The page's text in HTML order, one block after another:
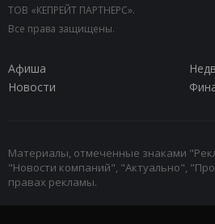
ТОВ «КЕПРЕЙТ ПАРТНЕРС».
Все права защищены.
Афиша
Новости
Материалы, отмеченные знаками
"Новости компаний", "Актуально",
правах рекламы.